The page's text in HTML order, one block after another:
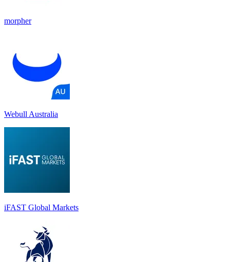
morpher
Webull Australia
iFAST Global Markets